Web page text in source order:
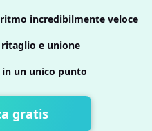
incredibilmente veloce
e unione
in un unico punto
gratis